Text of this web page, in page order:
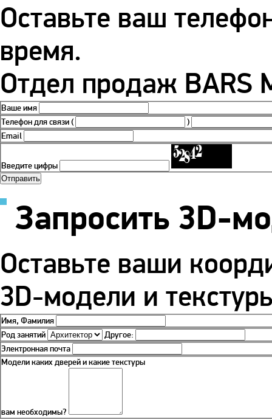
Оставьте ваш
время.
Отдел продаж BARS
Ваше имя
Телефон для связи(
)
Email
Введите цифры
Запросить 3D-
Оставьте ваши
3D-модели и
Имя, Фамилия
Род занятий
Другое:
Электронная почта
Модели каких дверей и какие текстуры
вам необходимы?